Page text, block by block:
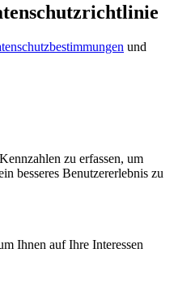
und
zu erfassen, um
besseres Benutzererlebnis zu
Ihnen auf Ihre Interessen